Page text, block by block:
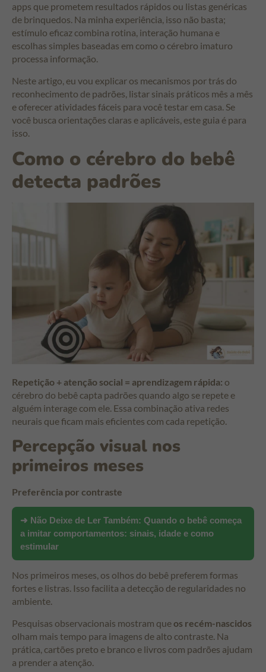
apps que prometem resultados rápidos ou listas genéricas
de brinquedos. Na minha experiência, isso não basta;
estímulo eficaz combina rotina, interação humana e
escolhas simples baseadas em como o cérebro imaturo
processa informação.
Neste artigo, eu vou explicar os mecanismos por trás do
reconhecimento de padrões, listar sinais práticos mês a mês
e oferecer atividades fáceis para você testar em casa. Se
você busca orientações claras e aplicáveis, este guia é para
isso.
Como o cérebro do bebê
detecta padrões
Repetição + atenção social = aprendizagem rápida: o
cérebro do bebê capta padrões quando algo se repete e
alguém interage com ele. Essa combinação ativa redes
neurais que ficam mais eficientes com cada repetição.
Percepção visual nos
primeiros meses
Preferência por contraste
➜ Não Deixe de Ler Também: Quando o bebê começa
a imitar comportamentos: sinais, idade e como
estimular
Nos primeiros meses, os olhos do bebê preferem formas
fortes e listras. Isso facilita a detecção de regularidades no
ambiente.
Pesquisas observacionais mostram queos recém-nascidos
olham mais tempo para imagens de alto contraste. Na
prática, cartões preto e branco e livros com padrões ajudam
a prender a atenção.